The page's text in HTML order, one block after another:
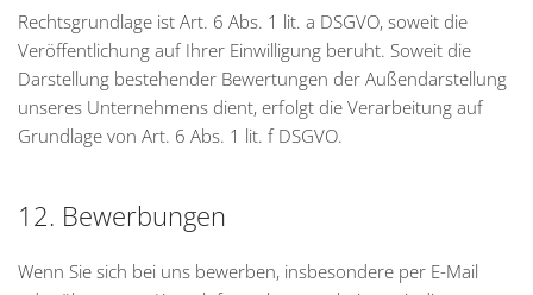
Rechtsgrundlage ist Art. 6 Abs. 1 lit. a DSGVO, soweit die
Veröffentlichung auf Ihrer Einwilligung beruht. Soweit die
Darstellung bestehender Bewertungen der Außendarstellung
unseres Unternehmens dient, erfolgt die Verarbeitung auf
Grundlage von Art. 6 Abs. 1 lit. f DSGVO.
12. Bewerbungen
Wenn Sie sich bei uns bewerben, insbesondere per E-Mail